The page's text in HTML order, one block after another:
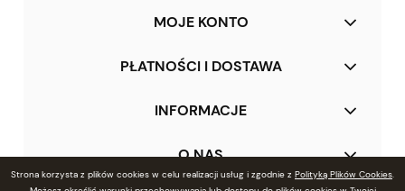
Strona korzysta z plików cookies w celu realizacji usług i zgodnie z Polityką Plików Cookies.
MOJE KONTO
PŁATNOŚCI I DOSTAWA
INFORMACJE
O NAS